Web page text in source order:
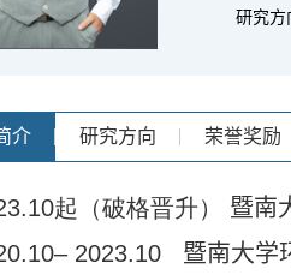
研究方
介 研究方向 荣誉奖励
起 （破格晋升）
暨南
2023.10
暨南大学